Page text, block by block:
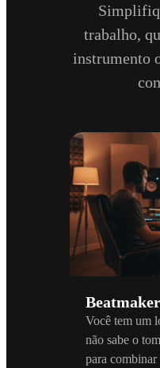
trabalho,
instrumento
Você tem um
não sabe o
para combinar